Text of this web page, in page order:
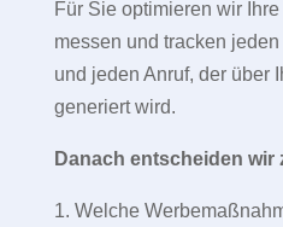
Für Sie optimieren wir
messen und tracken
und jeden Anruf, der über
generiert wird.
Danach entscheiden wir
1. Welche